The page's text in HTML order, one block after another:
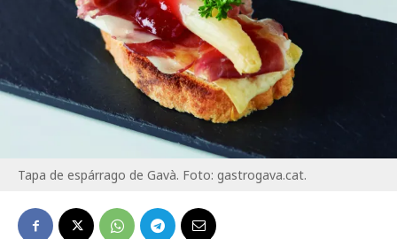
Tapa de espárrago de Gavà. Foto: gastrogava.cat.